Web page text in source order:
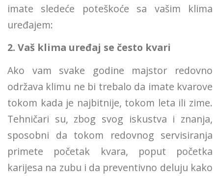
imate sledeće poteškoće sa vašim klima
uređajem:
2. Vaš klima uređaj se često kvari
Ako vam svake godine majstor redovno
održava klimu ne bi trebalo da imate kvarove
tokom kada je najbitnije, tokom leta ili zime.
Tehničari su, zbog svog iskustva i znanja,
sposobni da tokom redovnog servisiranja
primete početak kvara, poput početka
karijesa na zubu i da preventivno deluju kako